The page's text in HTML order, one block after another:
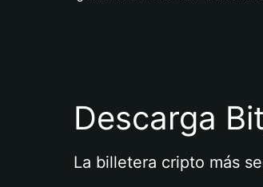
Descarga
La billetera cripto más